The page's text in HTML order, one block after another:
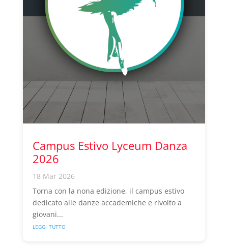
Campus Estivo Lyceum Danza
2026
18 Mar 2026
Torna con la nona edizione, il campus estivo
dedicato alle danze accademiche e rivolto a
giovani...
leggi tutto